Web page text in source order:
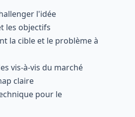
l'idée
les objectifs
la cible et le problème à
vis-à-vis du marché
claire
pour le